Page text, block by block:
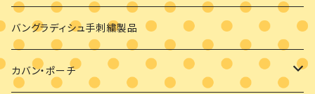
バングラディシュ手刺繍製品
カバン・ポーチ